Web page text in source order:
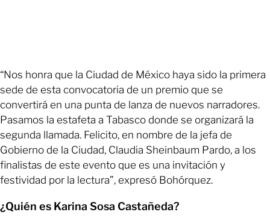
“Nos honra que la Ciudad de México haya sido la primera
sede de esta convocatoria de un premio que se
convertirá en una punta de lanza de nuevos narradores.
Pasamos la estafeta a Tabasco donde se organizará la
segunda llamada. Felicito, en nombre de la jefa de
Gobierno de la Ciudad, Claudia Sheinbaum Pardo, a los
finalistas de este evento que es una invitación y
festividad por la lectura”, expresó Bohórquez.
¿Quién es Karina Sosa Castañeda?